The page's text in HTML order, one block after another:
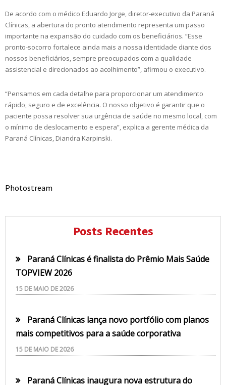
De acordo com o médico Eduardo Jorge, diretor-executivo da Paraná
Clínicas, a abertura do pronto atendimento representa um passo
importante na expansão do cuidado com os beneficiários. “Esse
pronto-socorro fortalece ainda mais a nossa identidade diante dos
nossos beneficiários, sempre preocupados com a qualidade
assistencial e direcionados ao acolhimento”, afirmou o executivo.
“Pensamos em cada detalhe para proporcionar um atendimento
rápido, seguro e de excelência. O nosso objetivo é garantir que o
paciente possa resolver sua urgência de saúde no mesmo local, com
o mínimo de deslocamento e espera”, explica a gerente médica da
Paraná Clínicas, Diandra Karpinski.
Photostream
Posts Recentes
Paraná Clínicas é finalista do Prêmio Mais Saúde
TOPVIEW 2026
15 DE MAIO DE 2026
Paraná Clínicas lança novo portfólio com planos
mais competitivos para a saúde corporativa
15 DE MAIO DE 2026
Paraná Clínicas inaugura nova estrutura do